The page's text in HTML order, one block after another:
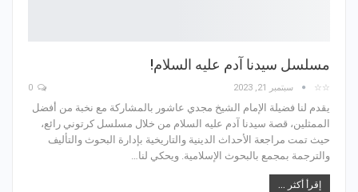
مسلسل سيدنا آدم عليه السلام!
☆☆ سبتمبر 21, 2023
يقدم لنا فضيلة الإمام الشيخ مجدي عاشور بالمشاركة مع نخبة من أفضل
الممثلين، قصة سيدنا آدم عليه السلام من خلال مسلسل كرتوني رائع،
حيث تمت مراجعة الأحداث الدينية والتاريخية بإدارة البحوث والتأليف
والترجمة بمجمع بالبحوث الإسلامية. ويحكي لنا…
إقرأ أكثر ...